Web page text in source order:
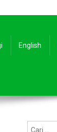
English